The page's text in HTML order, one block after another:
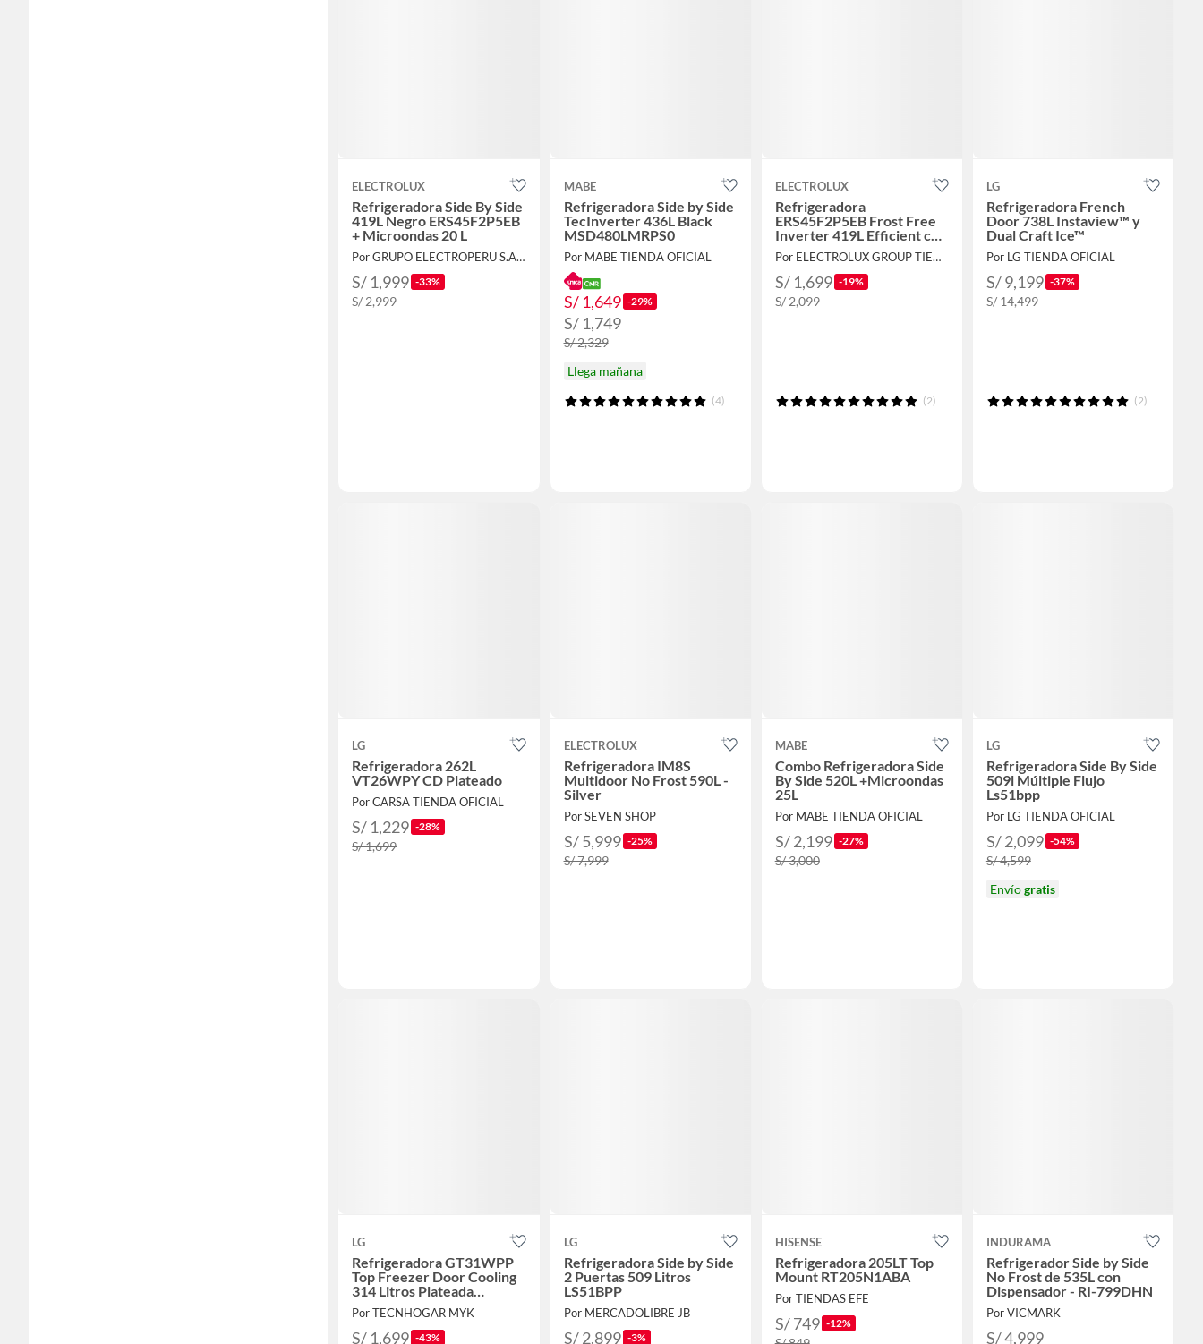
ELECTROLUX
Refrigeradora Side By Side
419L Negro ERS45F2P5EB
+ Microondas 20 L
Por GRUPO ELECTROPERU S.A.C.
S/ 1,999 -33%
S/ 2,999
MABE
Refrigeradora Side by Side
TecInverter 436L Black
MSD480LMRPS0
Por MABE TIENDA OFICIAL
S/ 1,649 -29%
S/ 1,749
S/ 2,329
Llega mañana
(4)
ELECTROLUX
Refrigeradora
ERS45F2P5EB Frost Free
Inverter 419L Efficient con
AutoSense
Por ELECTROLUX GROUP TIENDA OFICIAL
S/ 1,699 -19%
S/ 2,099
(2)
LG
Refrigeradora French
Door 738L Instaview™ y
Dual Craft Ice™
Por LG TIENDA OFICIAL
S/ 9,199 -37%
S/ 14,499
(2)
LG
Refrigeradora 262L
VT26WPY CD Plateado
Por CARSA TIENDA OFICIAL
S/ 1,229 -28%
S/ 1,699
ELECTROLUX
Refrigeradora IM8S
Multidoor No Frost 590L -
Silver
Por SEVEN SHOP
S/ 5,999 -25%
S/ 7,999
MABE
Combo Refrigeradora Side
By Side 520L +Microondas
25L
Por MABE TIENDA OFICIAL
S/ 2,199 -27%
S/ 3,000
LG
Refrigeradora Side By Side
509l Múltiple Flujo
Ls51bpp
Por LG TIENDA OFICIAL
S/ 2,099 -54%
S/ 4,599
Envíogratis
LG
Refrigeradora GT31WPP
Top Freezer Door Cooling
314 Litros Plateada
Plateada
Por TECNHOGAR MYK
S/ 1,699 -43%
LG
Refrigeradora Side by Side
2 Puertas 509 Litros
LS51BPP
Por MERCADOLIBRE JB
S/ 2,899 -3%
HISENSE
Refrigeradora 205LT Top
Mount RT205N1ABA
Por TIENDAS EFE
S/ 749 -12%
INDURAMA
Refrigerador Side by Side
No Frost de 535L con
Dispensador - RI-799DHN
Por VICMARK
S/ 4,999